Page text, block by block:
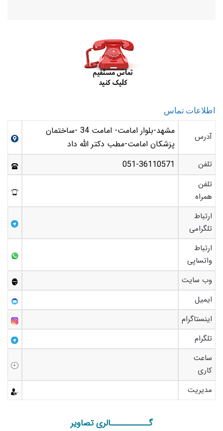
اطلاعات تماس
آدرس
مشهد-بلوار امامت- امامت 34 -ساختمان
پزشکان امامت-مطب دکتر الله داد
تلفن 051-36110571
تلفن
همراه
ارتباط
تلگرامی
ارتباط
واتساپی
وب سایت
ایمیل
اینستاگرام
تلگرام
ساعت
کاری
مدیریت
گـــــــــــالری تصاویر